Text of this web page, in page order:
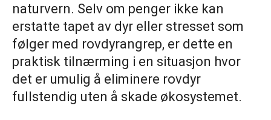
naturvern. Selv om penger ikke kan
erstatte tapet av dyr eller stresset som
følger med rovdyrangrep, er dette en
praktisk tilnærming i en situasjon hvor
det er umulig å eliminere rovdyr
fullstendig uten å skade økosystemet.